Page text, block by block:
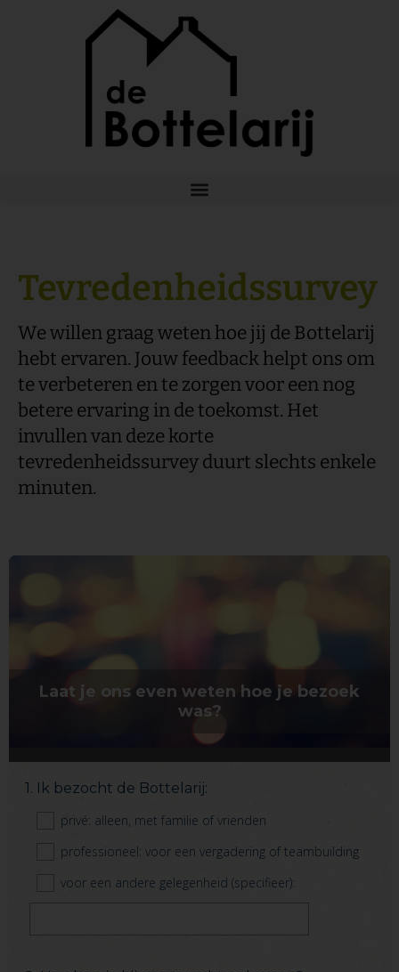
Tevredenheidssurvey
We willen graag weten hoe jij de Bottelarij
hebt ervaren. Jouw feedback helpt ons om
te verbeteren en te zorgen voor een nog
betere ervaring in de toekomst. Het
invullen van deze korte
tevredenheidssurvey duurt slechts enkele
minuten.